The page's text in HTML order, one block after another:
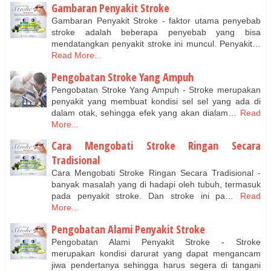
Gambaran Penyakit Stroke
Gambaran Penyakit Stroke - faktor utama penyebab
stroke adalah beberapa penyebab yang bisa
mendatangkan penyakit stroke ini muncul. Penyakit…
Read More...
Pengobatan Stroke Yang Ampuh
Pengobatan Stroke Yang Ampuh - Stroke merupakan
penyakit yang membuat kondisi sel sel yang ada di
dalam otak, sehingga efek yang akan dialam…
Read
More...
Cara Mengobati Stroke Ringan Secara
Tradisional
Cara Mengobati Stroke Ringan Secara Tradisional -
banyak masalah yang di hadapi oleh tubuh, termasuk
pada penyakit stroke. Dan stroke ini pa…
Read
More...
Pengobatan Alami Penyakit Stroke
Pengobatan Alami Penyakit Stroke - Stroke
merupakan kondisi darurat yang dapat mengancam
jiwa pendertanya sehingga harus segera di tangani